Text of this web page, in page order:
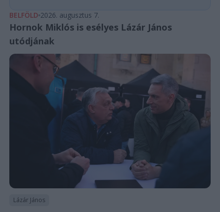
BELFÖLD 2026. augusztus 7.
Hornok Miklós is esélyes Lázár János
utódjának
Lázár János